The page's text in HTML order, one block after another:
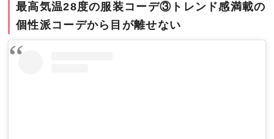
最高気温28度の服装コーデ③トレンド感満載の
個性派コーデから目が離せない